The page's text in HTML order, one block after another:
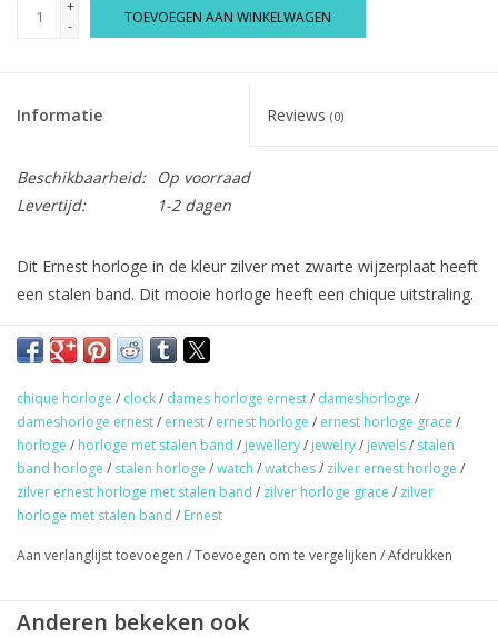
+
-
TOEVOEGEN AAN WINKELWAGEN
Informatie Reviews (0)
Beschikbaarheid:
Op voorraad
Levertijd:
1-2 dagen
Dit Ernest horloge in de kleur zilver met zwarte wijzerplaat heeft
een stalen band. Dit mooie horloge heeft een chique uitstraling.
Totale lengte band: 230 mm(incl. klokje)
Ø horlogekast: 40 mm
Ø horlogeband 19 mm
Incl. batterij
GRATIS
★ Sieraden & haaraccessoires verzending €1,95 (NL)
★ Veilig en snel betalen
chique horloge / clock/ dames horloge ernest/ dameshorloge /
dameshorloge ernest/ ernest/ ernest horloge / ernest horloge grace /
horloge / horloge met stalen band / jewellery/ jewelry/ jewels/ stalen
band horloge / stalen horloge /watch /watches/ zilver ernest horloge /
zilver ernest horloge met stalen band / zilver horloge grace / zilver
horloge met stalen band / Ernest
Aan verlanglijst toevoegen /Toevoegen om te vergelijken /Afdrukken
Anderen bekeken ook